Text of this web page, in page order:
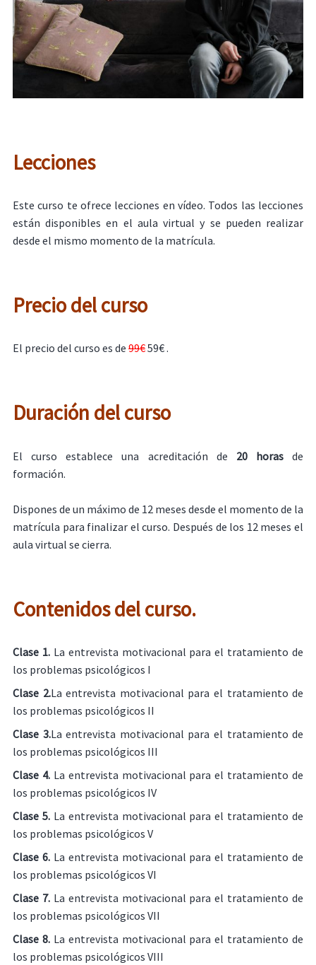
Lecciones
Este curso te ofrece lecciones en vídeo. Todos las lecciones
están disponibles en el aula virtual y se pueden realizar
desde el mismo momento de la matrícula.
Precio del curso
El precio del curso es de 99€59€ .
Duración del curso
El curso establece una acreditación de 20 horasde
formación.
Dispones de un máximo de 12 meses desde el momento de la
matrícula para finalizar el curso. Después de los 12 meses el
aula virtual se cierra.
Contenidos del curso.
Clase 1. La entrevista motivacional para el tratamiento de
los problemas psicológicos I
Clase 2.La entrevista motivacional para el tratamiento de
los problemas psicológicos II
Clase 3.La entrevista motivacional para el tratamiento de
los problemas psicológicos III
Clase 4.La entrevista motivacional para el tratamiento de
los problemas psicológicos IV
Clase 5.La entrevista motivacional para el tratamiento de
los problemas psicológicos V
Clase 6. La entrevista motivacional para el tratamiento de
los problemas psicológicos VI
Clase 7. La entrevista motivacional para el tratamiento de
los problemas psicológicos VII
Clase 8. La entrevista motivacional para el tratamiento de
los problemas psicológicos VIII